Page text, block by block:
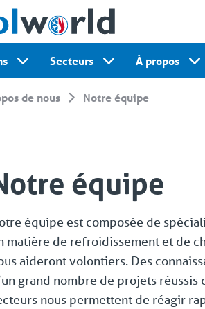
Secteurs À propos
de nous Notre équipe
équipe
équipe est composée de
matière de refroidissement et de
aideront volontiers. Des
grand nombre de projets réussis
nous permettent de réagir